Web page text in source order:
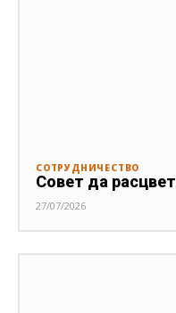
СОТРУДНИЧЕСТВО
Совет да расцвет
27/07/2026